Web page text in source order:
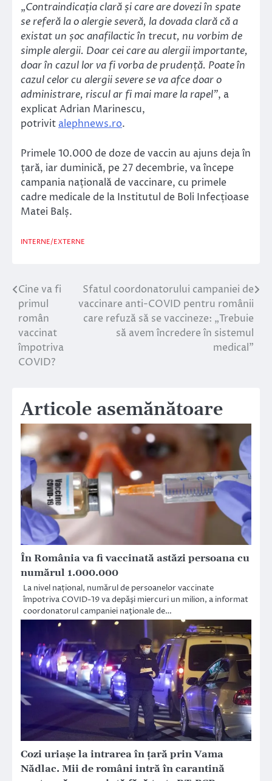
„Contraindicația clară și care are dovezi în spate
se referă la o alergie severă, la dovada clară că a
existat un șoc anafilactic în trecut, nu vorbim de
simple alergii. Doar cei care au alergii importante,
doar în cazul lor va fi vorba de prudență. Poate în
cazul celor cu alergii severe se va afce doar o
administrare, riscul ar fi mai mare la rapel”, a
explicat Adrian Marinescu,
potrivitalephnews.ro.
Primele 10.000 de doze de vaccin au ajuns deja în
țară, iar duminică, pe 27 decembrie, va începe
campania națională de vaccinare, cu primele
cadre medicale de la Institutul de Boli Infecțioase
Matei Balș.
INTERNE/EXTERNE
Navigare
în
articole
Cine va fi
primul
român
vaccinat
împotriva
COVID?
Sfatul coordonatorului campaniei de
vaccinare anti-COVID pentru românii
care refuză să se vaccineze: „Trebuie
să avem încredere în sistemul
medical”
Articole asemănătoare
În România va fi vaccinată astăzi persoana cu
numărul 1.000.000
La nivel național, numărul de persoanelor vaccinate
împotriva COVID-19 va depăşi miercuri un milion, a informat
coordonatorul campaniei naţionale de…
Cozi uriașe la intrarea în țară prin Vama
Nădlac. Mii de români intră în carantină